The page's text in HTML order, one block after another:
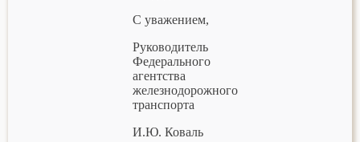
С уважением,
Руководитель
Федерального
агентства
железнодорожного
транспорта
И.Ю. Коваль